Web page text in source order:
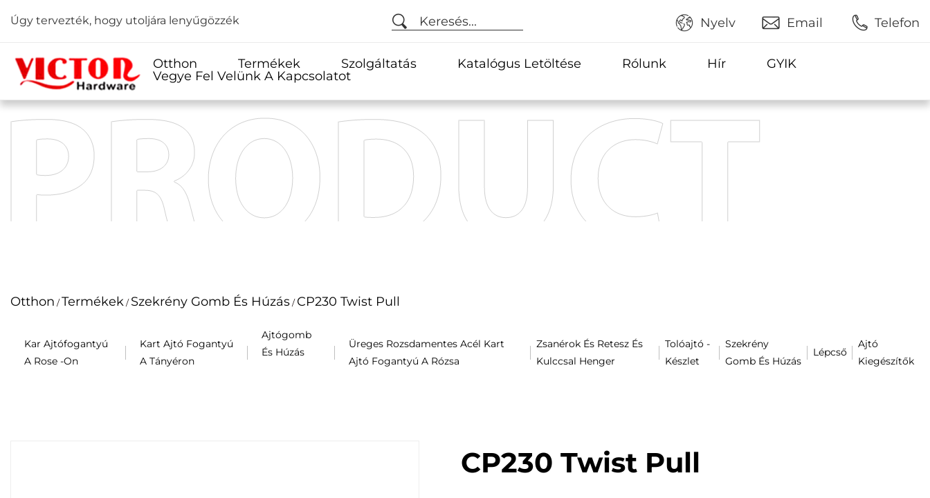
Úgy tervezték, hogy utoljára lenyűgözzék Keresés... Nyelv Email Telefon
Otthon Termékek Szolgáltatás Katalógus Letöltése Rólunk Hír
GYIK
Vegye Fel Velünk A Kapcsolatot
Otthon /Termékek / Szekrény Gomb És Húzás / CP230 Twist Pull
Kar Ajtófogantyú
A Rose -on
Kart Ajtó Fogantyú
A Tányéron
Ajtógomb
És Húzás
Üreges Rozsdamentes Acél Kart
Ajtó Fogantyú A Rózsa
Zsanérok És Retesz És
Kulccsal Henger
Tolóajtó -
Készlet
Szekrény
Gomb És Húzás
Lépcső
Ajtó
Kiegészítők
CP230 Twist Pull